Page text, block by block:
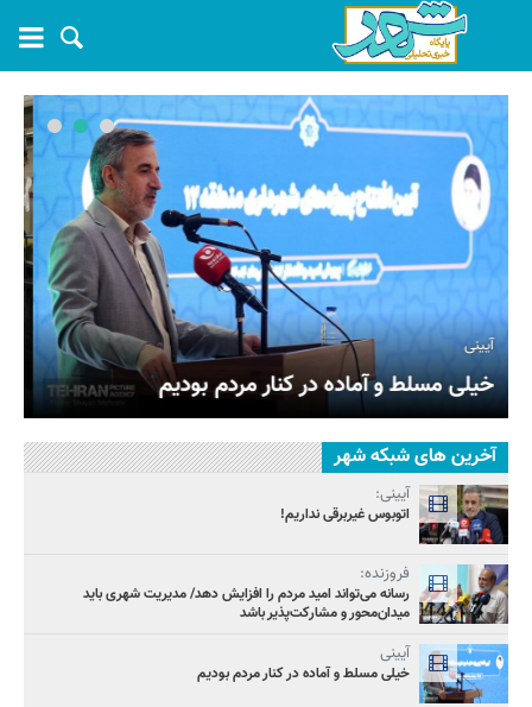
نمی‌تونیم آروم بشینیم!
آخرین های شبکه شهر
آیینی:
اتوبوس غیربرقی نداریم!
فروزنده:
رسانه می‌تواند امید مردم را افزایش دهد/ مدیریت شهری باید
میدان‌محور و مشارکت‌پذیر باشد
آیینی
خیلی مسلط و آماده در کنار مردم بودیم